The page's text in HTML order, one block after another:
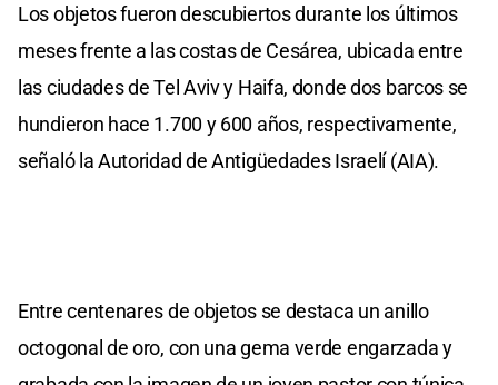
Los objetos fueron descubiertos durante los últimos
meses frente a las costas de Cesárea, ubicada entre
las ciudades de Tel Aviv y Haifa, donde dos barcos se
hundieron hace 1.700 y 600 años, respectivamente,
señaló la Autoridad de Antigüedades Israelí (AIA).
Entre centenares de objetos se destaca un anillo
octogonal de oro, con una gema verde engarzada y